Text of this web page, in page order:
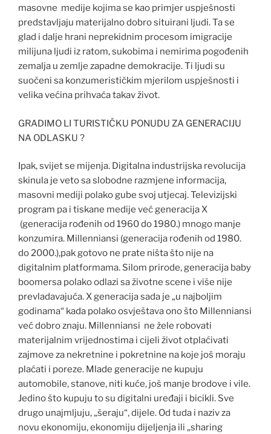
masovne medije kojima se kao primjer uspješnosti
predstavljaju materijalno dobro situirani ljudi. Ta se
glad i dalje hrani neprekidnim procesom imigracije
milijuna ljudi iz ratom, sukobima i nemirima pogođenih
zemalja u zemlje zapadne demokracije. Ti ljudi su
suočeni sa konzumerističkim mjerilom uspješnosti i
velika većina prihvaća takav život.
GRADIMO LI TURISTIČKU PONUDU ZA GENERACIJU
NA ODLASKU ?
Ipak, svijet se mijenja. Digitalna industrijska revolucija
skinula je veto sa slobodne razmjene informacija,
masovni mediji polako gube svoj utjecaj. Televizijski
program pa i tiskane medije već generacija X
(generacija rođenih od 1960 do 1980.) mnogo manje
konzumira. Millenniansi (generacija rođenih od 1980.
do 2000.),pak gotovo ne prate ništa što nije na
digitalnim platformama. Silom prirode, generacija baby
boomersa polako odlazi sa životne scene i više nije
prevladavajuća. X generacija sada je „u najboljim
godinama“ kada polako osvještava ono što Millenniansi
već dobro znaju. Millenniansi ne žele robovati
materijalnim vrijednostima i cijeli život otplaćivati
zajmove za nekretnine i pokretnine na koje još moraju
plaćati i poreze. Mlade generacije ne kupuju
automobile, stanove, niti kuće, još manje brodove i vile.
Jedino što kupuju to su digitalni uređaji i bicikli. Sve
drugo unajmljuju, „šeraju“, dijele. Od tuda i naziv za
novu ekonomiju, ekonomiju dijeljenja ili „sharing